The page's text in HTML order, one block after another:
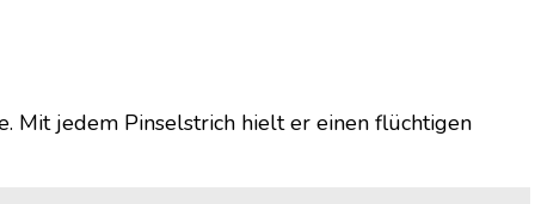
Mit jedem Pinselstrich hielt er einen flüchtigen